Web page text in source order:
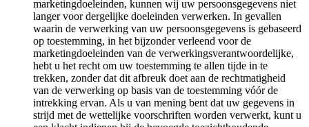
marketingdoeleinden, kunnen wij uw persoonsgegevens niet
langer voor dergelijke doeleinden verwerken. In gevallen
waarin de verwerking van uw persoonsgegevens is gebaseerd
op toestemming, in het bijzonder verleend voor de
marketingdoeleinden van de verwerkingsverantwoordelijke,
hebt u het recht om uw toestemming te allen tijde in te
trekken, zonder dat dit afbreuk doet aan de rechtmatigheid
van de verwerking op basis van de toestemming vóór de
intrekking ervan. Als u van mening bent dat uw gegevens in
strijd met de wettelijke voorschriften worden verwerkt, kunt u